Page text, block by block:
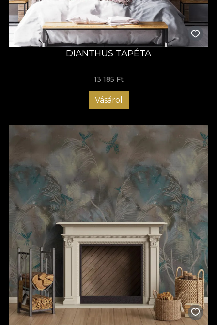
DIANTHUS TAPÉTA
13 185 Ft
Vásárol